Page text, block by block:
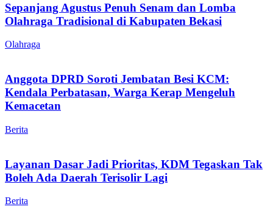
Sepanjang Agustus Penuh Senam dan Lomba
Olahraga Tradisional di Kabupaten Bekasi
Olahraga
Anggota DPRD Soroti Jembatan Besi KCM:
Kendala Perbatasan, Warga Kerap Mengeluh
Kemacetan
Berita
Layanan Dasar Jadi Prioritas, KDM Tegaskan Tak
Boleh Ada Daerah Terisolir Lagi
Berita